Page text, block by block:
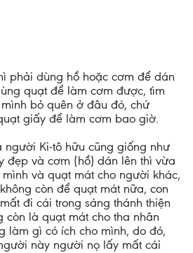
phải dùng hồ hoặc cơm để dán
quạt để làm cơm được, tìm
bỏ quên ở đâu đó, chứ
giấy để làm cơm bao giờ.
Ki-tô hữu cũng giống như
đẹp và cơm (hồ) dán lên thì vừa
và quạt mát cho người khác,
còn để quạt mát nữa, con
đi cái trong sáng thánh thiện
còn là quạt mát cho tha nhân
làm gì có ích cho mình, do đó,
này người nọ lấy mất cái